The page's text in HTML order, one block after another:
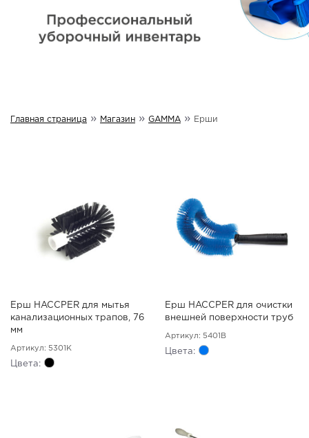
Главная страница » Магазин » GAMMA » Ерши
Ерш HACCPER для мытья
канализационных трапов, 76
мм
Артикул: 5301K
Цвета:
Ерш HACCPER для очистки
внешней поверхности труб
Артикул: 5401B
Цвета: